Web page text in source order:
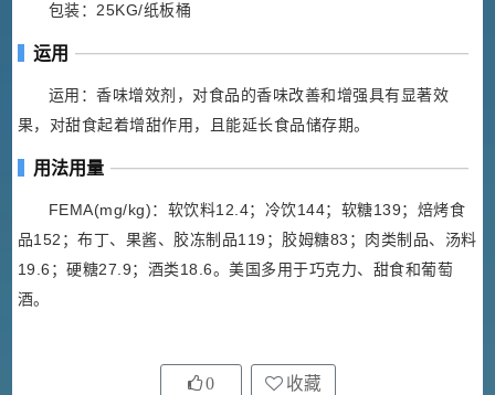
包装：25KG/纸板桶
运用
运用：香味增效剂，对食品的香味改善和增强具有显著效
果，对甜食起着增甜作用，且能延长食品储存期。
用法用量
FEMA(mg/kg)：软饮料12.4；冷饮144；软糖139；焙烤食
品152；布丁、果酱、胶冻制品119；胶姆糖83；肉类制品、汤料
19.6；硬糖27.9；酒类18.6。美国多用于巧克力、甜食和葡萄
酒。
0 收藏